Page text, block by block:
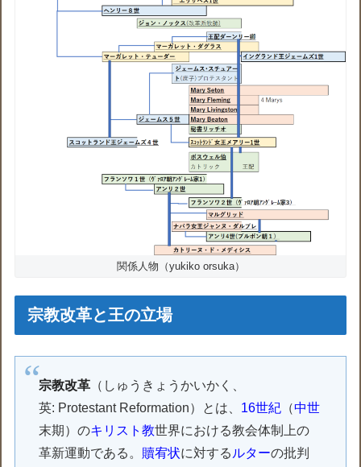
関係人物（yukiko orsuka）
宗教改革と王の立場
宗教改革 （しゅうきょうかいかく、
英: Protestant Reformation）とは、 16世紀 （中世
末期）のキリスト教世界における教会体制上の
革新運動である。 贖宥状に対する ルターの批判